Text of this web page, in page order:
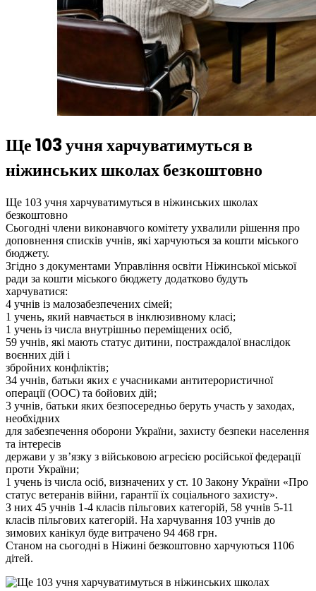
Ще 103 учня харчуватимуться в
ніжинських школах безкоштовно
Ще 103 учня харчуватимуться в ніжинських школах
безкоштовно
Сьогодні члени виконавчого комітету ухвалили рішення про
доповнення списків учнів, які харчуються за кошти міського
бюджету.
Згідно з документами Управління освіти Ніжинської міської
ради за кошти міського бюджету додатково будуть
харчуватися:
4 учнів із малозабезпечених сімей;
1 учень, який навчається в інклюзивному класі;
1 учень із числа внутрішньо переміщених осіб,
59 учнів, які мають статус дитини, постраждалої внаслідок
воєнних дій і
збройних конфліктів;
34 учнів, батьки яких є учасниками антитерористичної
операції (ООС) та бойових дій;
3 учнів, батьки яких безпосередньо беруть участь у заходах,
необхідних
для забезпечення оборони України, захисту безпеки населення
та інтересів
держави у зв’язку з військовою агресією російської федерації
проти України;
1 учень із числа осіб, визначених у ст. 10 Закону України «Про
статус ветеранів війни, гарантії їх соціального захисту».
З них 45 учнів 1-4 класів пільгових категорій, 58 учнів 5-11
класів пільгових категорій. На харчування 103 учнів до
зимових канікул буде витрачено 94 468 грн.
Станом на сьогодні в Ніжині безкоштовно харчуються 1106
дітей.